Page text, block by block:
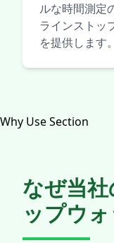
ルな時間測定
ラインストッ
を提供します。
Why Use Section
なぜ当
ップウ